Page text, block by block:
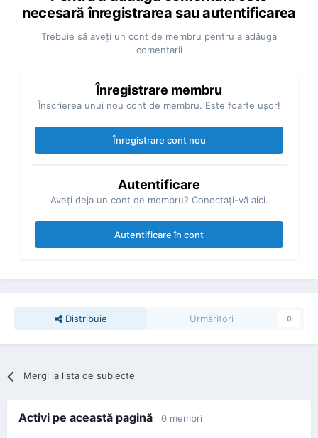
necesară înregistrarea sau autentificarea
Trebuie să aveţi un cont de membru pentru a adăuga
comentarii
Înregistrare membru
Înscrierea unui nou cont de membru. Este foarte uşor!
Înregistrare cont nou
Autentificare
Aveţi deja un cont de membru? Conectaţi-vă aici.
Autentificare în cont
Distribuie Urmăritori 0
Mergi la lista de subiecte
Activi pe această pagină 0 membri